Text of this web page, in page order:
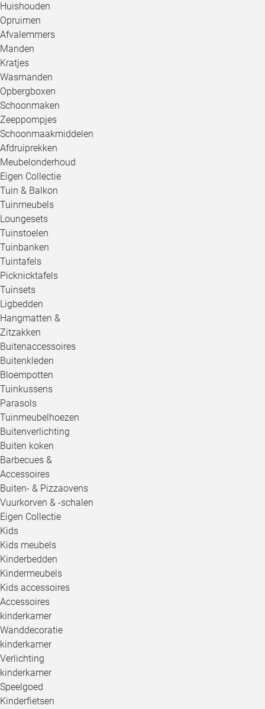
Huishouden
Opruimen
Afvalemmers
Manden
Kratjes
Wasmanden
Opbergboxen
Schoonmaken
Zeeppompjes
Schoonmaakmiddelen
Afdruiprekken
Meubelonderhoud
Eigen Collectie
Tuin & Balkon
Tuinmeubels
Loungesets
Tuinstoelen
Tuinbanken
Tuintafels
Picknicktafels
Tuinsets
Ligbedden
Hangmatten &
Zitzakken
Buitenaccessoires
Buitenkleden
Bloempotten
Tuinkussens
Parasols
Tuinmeubelhoezen
Buitenverlichting
Buiten koken
Barbecues &
Accessoires
Buiten- & Pizzaovens
Vuurkorven & -schalen
Eigen Collectie
Kids
Kids meubels
Kinderbedden
Kindermeubels
Kids accessoires
Accessoires
kinderkamer
Wanddecoratie
kinderkamer
Verlichting
kinderkamer
Speelgoed
Kinderfietsen